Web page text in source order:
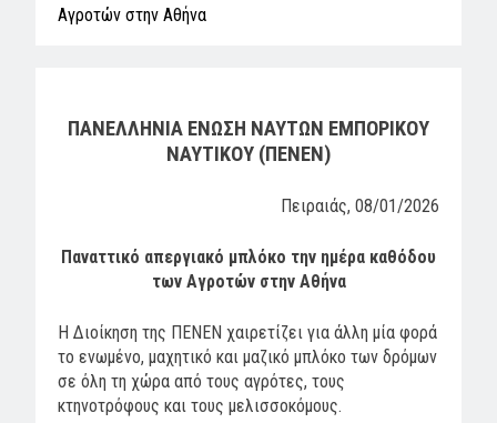
Αγροτών στην Αθήνα
ΠΑΝΕΛΛΗΝΙΑ ΕΝΩΣΗ ΝΑΥΤΩΝ ΕΜΠΟΡΙΚΟΥ
ΝΑΥΤΙΚΟΥ (ΠΕΝΕΝ)
Πειραιάς, 08/01/2026
Παναττικό απεργιακό μπλόκο την ημέρα καθόδου
των Αγροτών στην Αθήνα
Η Διοίκηση της ΠΕΝΕΝ χαιρετίζει για άλλη μία φορά
το ενωμένο, μαχητικό και μαζικό μπλόκο των δρόμων
σε όλη τη χώρα από τους αγρότες, τους
κτηνοτρόφους και τους μελισσοκόμους.